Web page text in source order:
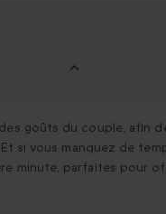
goûts du couple, afin
si vous manquez de
minute, parfaites pour